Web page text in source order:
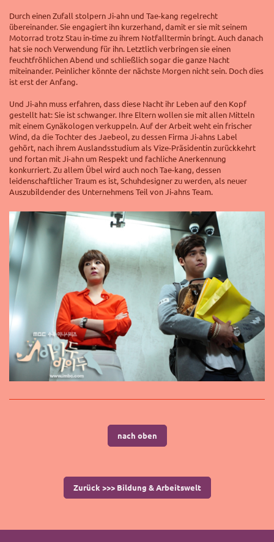
Durch einen Zufall stolpern Ji-ahn und Tae-kang regelrecht
übereinander. Sie engagiert ihn kurzerhand, damit er sie mit seinem
Motorrad trotz Stau in-time zu ihrem Notfalltermin bringt. Auch danach
hat sie noch Verwendung für ihn. Letztlich verbringen sie einen
feuchtfröhlichen Abend und schließlich sogar die ganze Nacht
miteinander. Peinlicher könnte der nächste Morgen nicht sein. Doch dies
ist erst der Anfang.
Und Ji-ahn muss erfahren, dass diese Nacht ihr Leben auf den Kopf
gestellt hat: Sie ist schwanger. Ihre Eltern wollen sie mit allen Mitteln
mit einem Gynäkologen verkuppeln. Auf der Arbeit weht ein frischer
Wind, da die Tochter des Jaebeol, zu dessen Firma Ji-ahns Label
gehört, nach ihrem Auslandsstudium als Vize-Präsidentin zurückkehrt
und fortan mit Ji-ahn um Respekt und fachliche Anerkennung
konkurriert. Zu allem Übel wird auch noch Tae-kang, dessen
leidenschaftlicher Traum es ist, Schuhdesigner zu werden, als neuer
Auszubildender des Unternehmens Teil von Ji-ahns Team.
nach oben
Zurück >>> Bildung & Arbeitswelt